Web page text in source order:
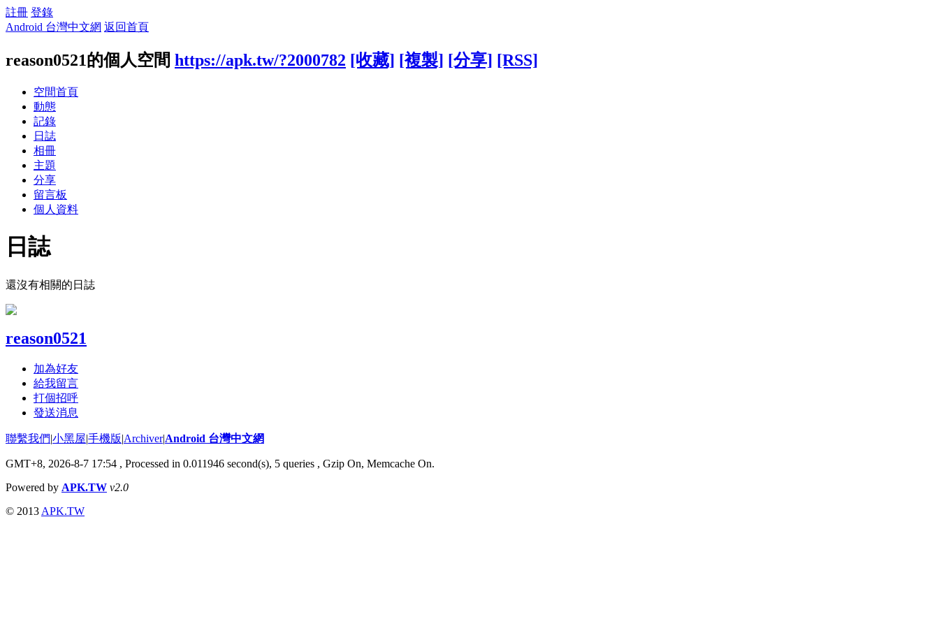
註冊 登錄
Android 台灣中文網 返回首頁
reason0521的個人空間 https://apk.tw/?2000782 [收藏] [複製] [分享] [RSS]
空間首頁
動態
記錄
日誌
相冊
主題
分享
留言板
個人資料
日誌
還沒有相關的日誌
reason0521
加為好友
給我留言
打個招呼
發送消息
聯繫我們|小黑屋|手機版|Archiver|Android 台灣中文網
GMT+8, 2026-8-7 17:54 , Processed in 0.011946 second(s), 5 queries , Gzip On, Memcache On.
Powered by APK.TW v2.0
© 2013 APK.TW